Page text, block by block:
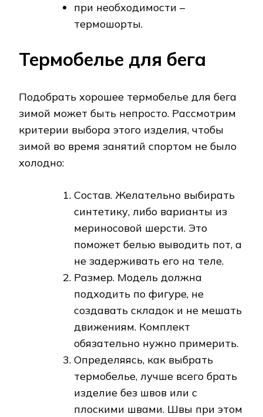
при необходимости –
термошорты.
Термобелье для бега
Подобрать хорошее термобелье для бега
зимой может быть непросто. Рассмотрим
критерии выбора этого изделия, чтобы
зимой во время занятий спортом не было
холодно:
Состав. Желательно выбирать
синтетику, либо варианты из
мериносовой шерсти. Это
поможет белью выводить пот, а
не задерживать его на теле.
Размер. Модель должна
подходить по фигуре, не
создавать складок и не мешать
движениям. Комплект
обязательно нужно примерить.
Определяясь, как выбрать
термобелье, лучше всего брать
изделие без швов или с
плоскими швами. Швы при этом